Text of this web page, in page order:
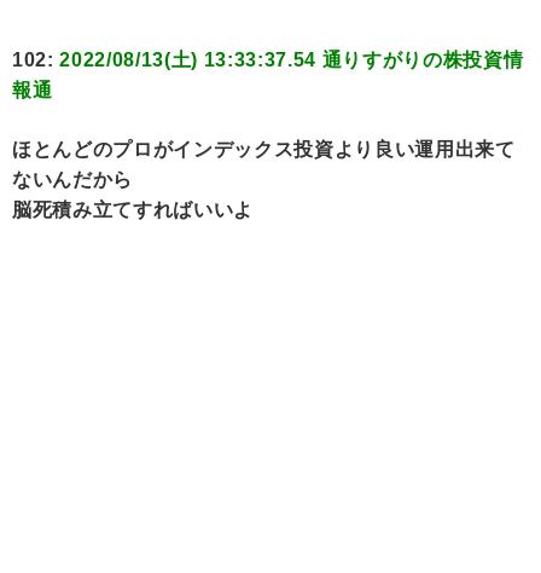
102:2022/08/13(土) 13:33:37.54 通りすがりの株投資情
報通
ほとんどのプロがインデックス投資より良い運用出来て
ないんだから
脳死積み立てすればいいよ